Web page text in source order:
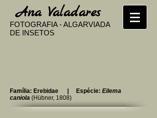
​Ana Valadares
FOTOGRAFIA - ALGARVIADA
DE INSETOS
Família: Erebidae | Espécie: Eilema
caniola (Hübner, 1808)